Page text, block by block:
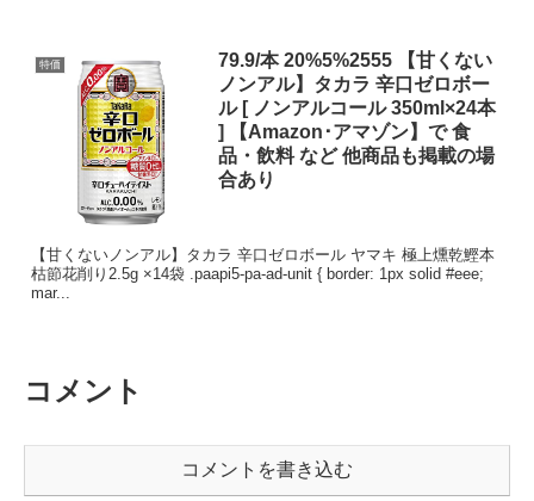
特価
79.9/本 20%5%2555 【甘くない
ノンアル】タカラ 辛口ゼロボー
ル [ ノンアルコール 350ml×24本
] 【Amazon･アマゾン】で 食
品・飲料 など 他商品も掲載の場
合あり
【甘くないノンアル】タカラ 辛口ゼロボール ヤマキ 極上燻乾鰹本
枯節花削り2.5g ×14袋 .paapi5-pa-ad-unit { border: 1px solid #eee;
mar...
コメント
コメントを書き込む